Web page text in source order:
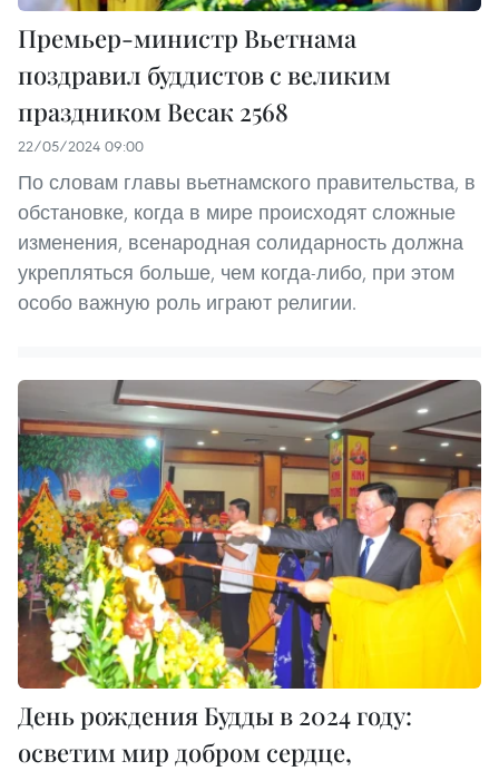
Премьер-министр Вьетнама
поздравил буддистов с великим
праздником Весак 2568
22/05/2024 09:00
По словам главы вьетнамского правительства, в
обстановке, когда в мире происходят сложные
изменения, всенародная солидарность должна
укрепляться больше, чем когда-либо, при этом
особо важную роль играют религии.
День рождения Будды в 2024 году:
осветим мир добром сердце,